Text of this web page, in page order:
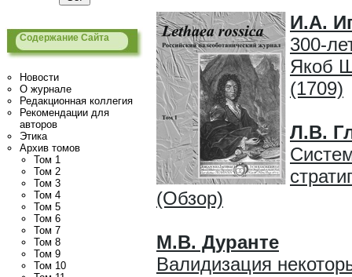
Содержание Сайта
Новости
О журнале
Редакционная коллегия
Рекомендации для
авторов
Этика
Архив томов
Том 1
Том 2
Том 3
Том 4
Том 5
Том 6
Том 7
Том 8
Том 9
Том 10
И.А.
300-
Якоб
(1709)
Л.В.
(Обзор)
М.В. Дуранте
Валидизация